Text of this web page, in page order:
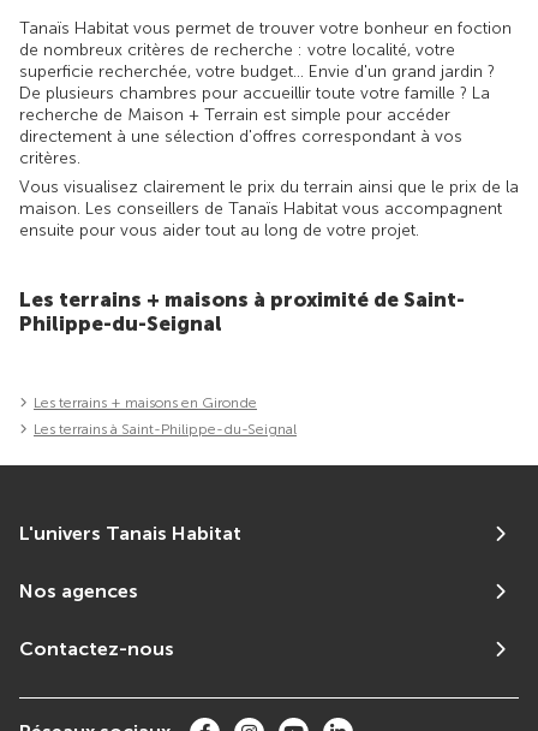
Tanaïs Habitat vous permet de trouver votre bonheur en foction
de nombreux critères de recherche : votre localité, votre
superficie recherchée, votre budget... Envie d'un grand jardin ?
De plusieurs chambres pour accueillir toute votre famille ? La
recherche de Maison + Terrain est simple pour accéder
directement à une sélection d'offres correspondant à vos
critères.
Vous visualisez clairement le prix du terrain ainsi que le prix de la
maison. Les conseillers de Tanaïs Habitat vous accompagnent
ensuite pour vous aider tout au long de votre projet.
Les terrains + maisons à proximité de Saint-
Philippe-du-Seignal
Les terrains + maisons en Gironde
Les terrains à Saint-Philippe-du-Seignal
L'univers Tanais Habitat
Nos agences
Contactez-nous